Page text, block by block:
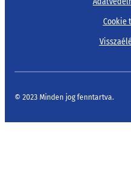
Cookie
© 2023 Minden jog fenntartva.